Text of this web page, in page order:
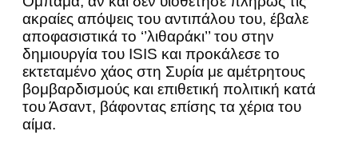
ακραίες απόψεις του αντιπάλου του, έβαλε
αποφασιστικά το ‘’λιθαράκι’’ του στην
δημιουργία του ISIS και προκάλεσε το
εκτεταμένο χάος στη Συρία με αμέτρητους
βομβαρδισμούς και επιθετική πολιτική κατά
του Άσαντ, βάφοντας επίσης τα χέρια του
αίμα.